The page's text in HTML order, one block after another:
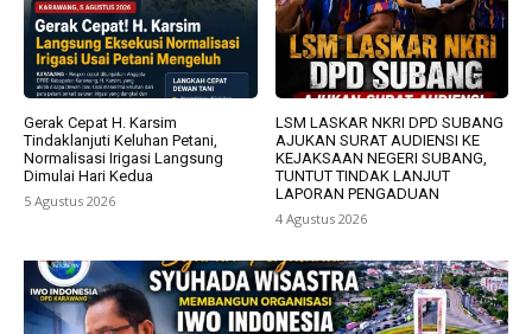
Gerak Cepat H. Karsim
Tindaklanjuti Keluhan Petani,
Normalisasi Irigasi Langsung
Dimulai Hari Kedua
5 Agustus 2026
LSM LASKAR NKRI DPD SUBANG
AJUKAN SURAT AUDIENSI KE
KEJAKSAAN NEGERI SUBANG,
TUNTUT TINDAK LANJUT
LAPORAN PENGADUAN
4 Agustus 2026